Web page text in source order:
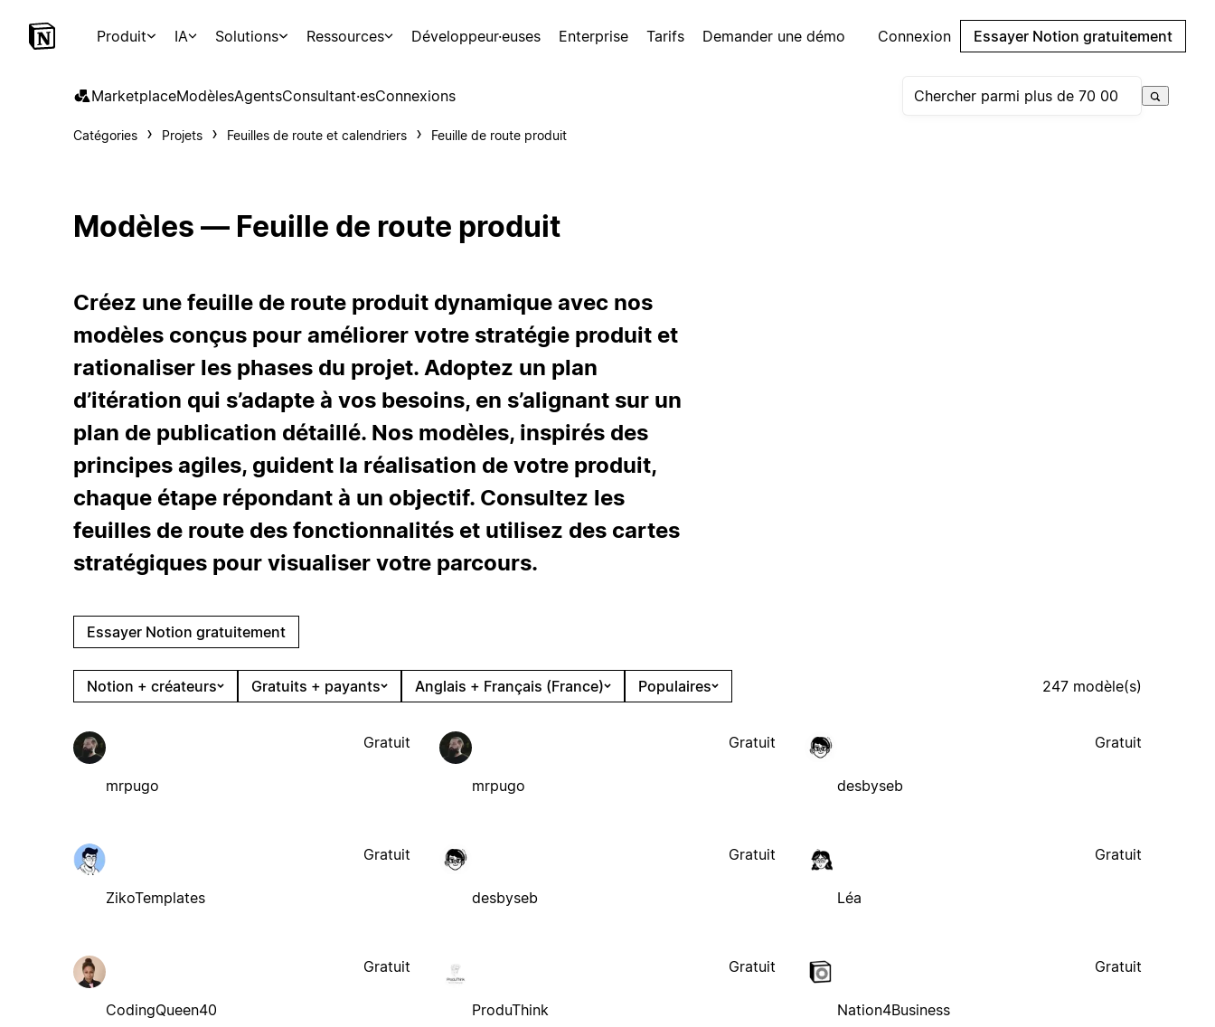
Produit IA Solutions Ressources Développeur·euses Enterprise Tarifs Demander une démo Connexion Essayer Notion gratuitement
MarketplaceModèlesAgentsConsultant·esConnexions
Catégories Projets Feuilles de route et calendriers Feuille de route produit
Modèles — Feuille de route produit
Créez une feuille de route produit dynamique avec nos
modèles conçus pour améliorer votre stratégie produit et
rationaliser les phases du projet. Adoptez un plan
d’itération qui s’adapte à vos besoins, en s’alignant sur un
plan de publication détaillé. Nos modèles, inspirés des
principes agiles, guident la réalisation de votre produit,
chaque étape répondant à un objectif. Consultez les
feuilles de route des fonctionnalités et utilisez des cartes
stratégiques pour visualiser votre parcours.
Essayer Notion gratuitement
Notion + créateurs Gratuits + payants Anglais + Français (France) Populaires 247 modèle(s)
mrpugo
Gratuit
mrpugo
Gratuit
desbyseb
Gratuit
ZikoTemplates
Gratuit
desbyseb
Gratuit
Léa
Gratuit
CodingQueen40
Gratuit
ProduThink
Gratuit
Nation4Business
Gratuit